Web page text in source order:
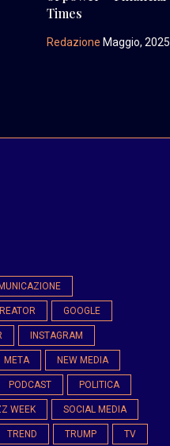
Times
Redazione Maggio, 2025
GOOGLE
INSTAGRAM
META NEW MEDIA
PODCAST POLITICA
WEEK SOCIAL MEDIA
TREND TRUMP TV